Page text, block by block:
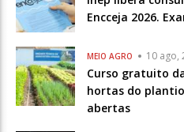
Encceja 2026.
MEIO AGRO 10 ago,
Curso gratuito
hortas do
abertas